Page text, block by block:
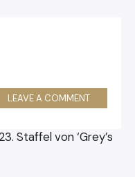
LEAVE A COMMENT
Staffel von ‘Grey’s